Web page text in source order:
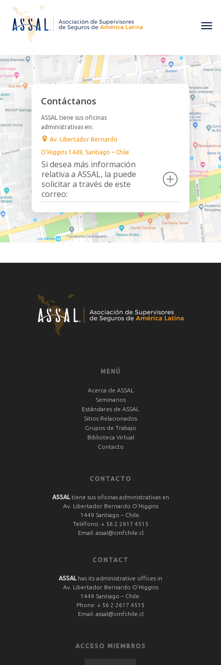
Contáctanos
ASSAL tiene sus oficinas
administrativas en:
Av. Libertador Bernardo
O’Higgins 1449, Santiago – Chile
Si desea más información
relativa a ASSAL, la puede
solicitar a través de este
correo:
MENÚ
Acerca de ASSAL
Seminarios
Estándares de ASSAL
Sitios Relacionados
Grupos de Trabajo
Biblioteca Virtual
Contacto
CONTACTO
ASSALtiene sus oficinas administrativas en
Av. Libertador Bernardo O’Higgins
1449 Santiago – Chile.
Teléfono: + 56 2 2617 4515
Email: assal@cmfchile.cl
CONTACT
ASSALhas its administrative offices in
Av. Libertador Bernardo O’Higgins
1449 Santiago – Chile.
Phone: + 56 2 2617 4515
Email: assal@cmfchile.cl
ACCESO MIEMBROS